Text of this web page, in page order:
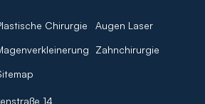
14
Chirurgie
Augen Laser
Zahnchirurgie